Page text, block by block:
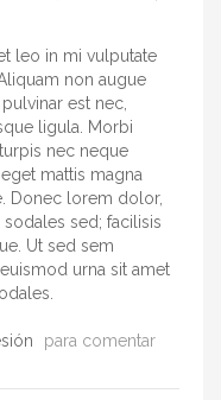
leo in mi vulputate
non augue
est nec,
ligula. Morbi
nec neque
mattis magna
Donec lorem dolor,
sodales sed; facilisis
Ut sed sem
urna sit amet
para comentar